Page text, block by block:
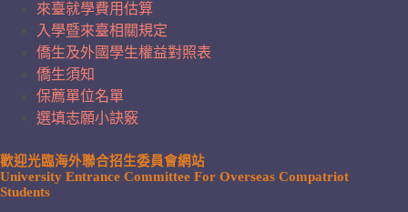
來臺就學費用估算
入學暨來臺相關規定
僑生及外國學生權益對照表
僑生須知
保薦單位名單
選填志願小訣竅
歡迎光臨海外聯合招生委員會網站
University Entrance Committee For Overseas Compatriot
Students